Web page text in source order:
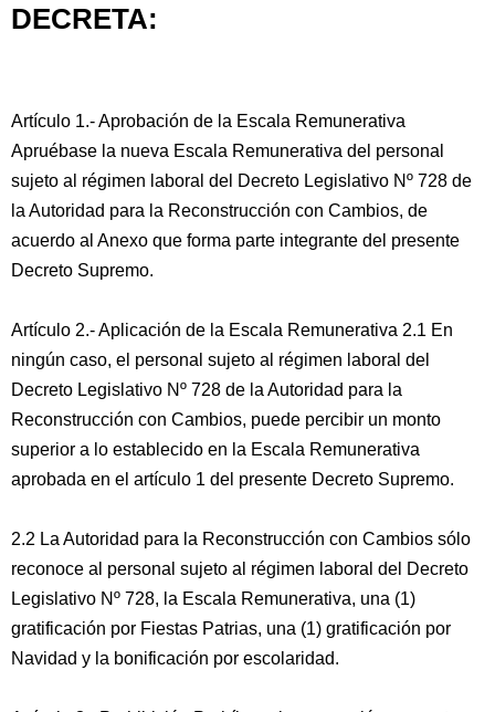
DECRETA:
Artículo 1.- Aprobación de la Escala Remunerativa
Apruébase la nueva Escala Remunerativa del personal
sujeto al régimen laboral del Decreto Legislativo Nº 728 de
la Autoridad para la Reconstrucción con Cambios, de
acuerdo al Anexo que forma parte integrante del presente
Decreto Supremo.
Artículo 2.- Aplicación de la Escala Remunerativa 2.1 En
ningún caso, el personal sujeto al régimen laboral del
Decreto Legislativo Nº 728 de la Autoridad para la
Reconstrucción con Cambios, puede percibir un monto
superior a lo establecido en la Escala Remunerativa
aprobada en el artículo 1 del presente Decreto Supremo.
2.2 La Autoridad para la Reconstrucción con Cambios sólo
reconoce al personal sujeto al régimen laboral del Decreto
Legislativo Nº 728, la Escala Remunerativa, una (1)
gratificación por Fiestas Patrias, una (1) gratificación por
Navidad y la bonificación por escolaridad.